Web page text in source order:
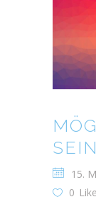
15.
0